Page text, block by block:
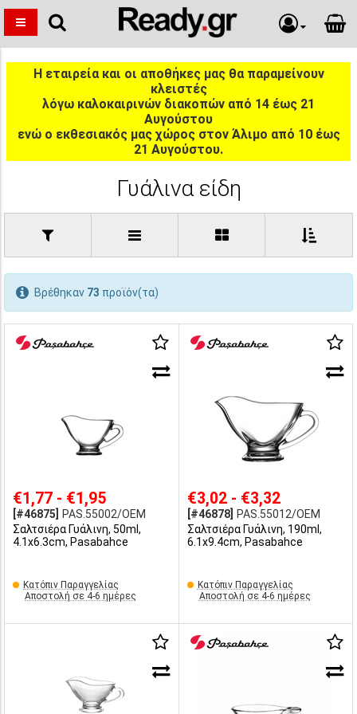
Η εταιρεία και οι αποθήκες μας θα παραμείνουν
κλειστές
λόγω καλοκαιρινών διακοπών από 14 έως 21
Αυγούστου
ενώ ο εκθεσιακός μας χώρος στον Άλιμο από 10 έως
21 Αυγούστου.
Γυάλινα είδη
Βρέθηκαν 73 προϊόν(τα)
€1,77 - €1,95
[#46875]
PAS.55002/OEM
Σαλτσιέρα Γυάλινη, 50ml,
4.1x6.3cm, Pasabahce
Κατόπιν Παραγγελίας
Αποστολή σε 4-6 ημέρες
€3,02 - €3,32
[#46878]
PAS.55012/OEM
Σαλτσιέρα Γυάλινη, 190ml,
6.1x9.4cm, Pasabahce
Κατόπιν Παραγγελίας
Αποστολή σε 4-6 ημέρες